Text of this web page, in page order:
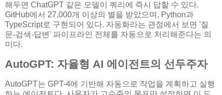
해두면 ChatGPT 같은 모델이 쿼리에 즉시 답할 수 있다.
GitHub에서 27,000개 이상의 별을 받았으며, Python과
TypeScript로 구현되어 있다. 자동화라는 관점에서 보면 '질
문-검색-답변' 파이프라인 전체를 자동으로 처리해준다는 의
미다.
AutoGPT: 자율형 AI 에이전트의 선두주자
AutoGPT는 GPT-4에 기반해 자동으로 작업을 계획하고 실행